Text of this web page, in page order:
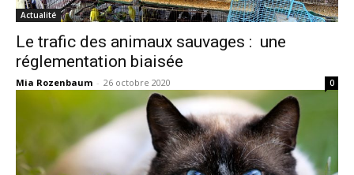
Actualité
Le trafic des animaux sauvages : une
réglementation biaisée
Mia Rozenbaum - 26 octobre 2020 0